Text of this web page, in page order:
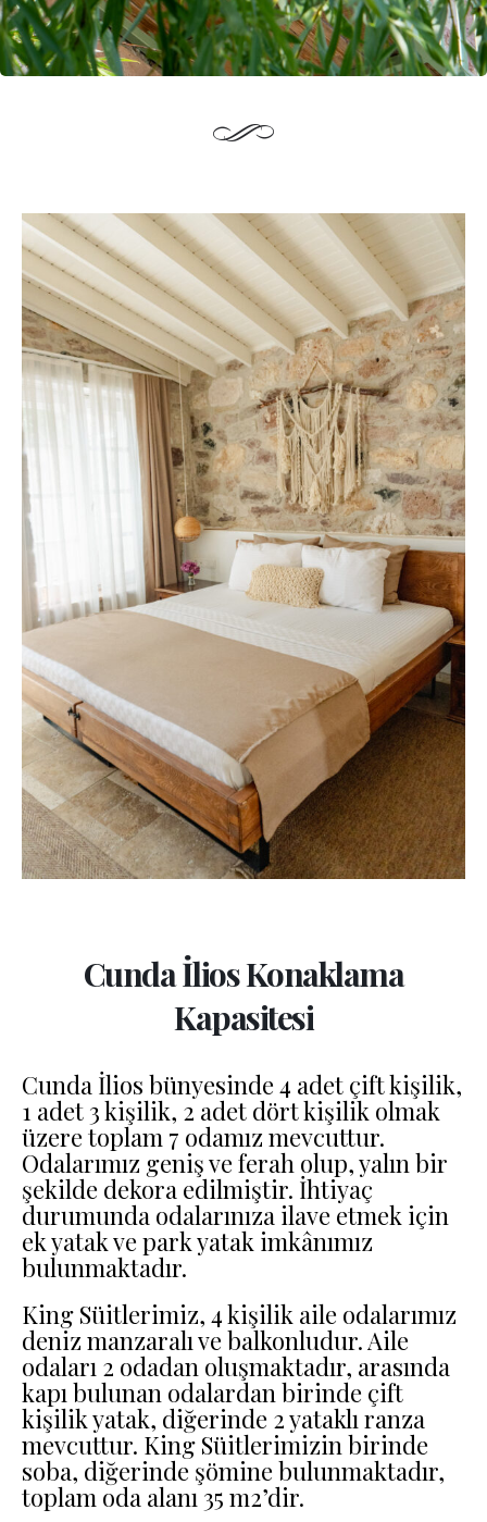
Cunda İlios Konaklama
Kapasitesi
Cunda İlios bünyesinde 4 adet çift kişilik,
1 adet 3 kişilik, 2 adet dört kişilik olmak
üzere toplam 7 odamız mevcuttur.
Odalarımız geniş ve ferah olup, yalın bir
şekilde dekora edilmiştir. İhtiyaç
durumunda odalarınıza ilave etmek için
ek yatak ve park yatak imkânımız
bulunmaktadır.
King Süitlerimiz, 4 kişilik aile odalarımız
deniz manzaralı ve balkonludur. Aile
odaları 2 odadan oluşmaktadır, arasında
kapı bulunan odalardan birinde çift
kişilik yatak, diğerinde 2 yataklı ranza
mevcuttur. King Süitlerimizin birinde
soba, diğerinde şömine bulunmaktadır,
toplam oda alanı 35 m2’dir.